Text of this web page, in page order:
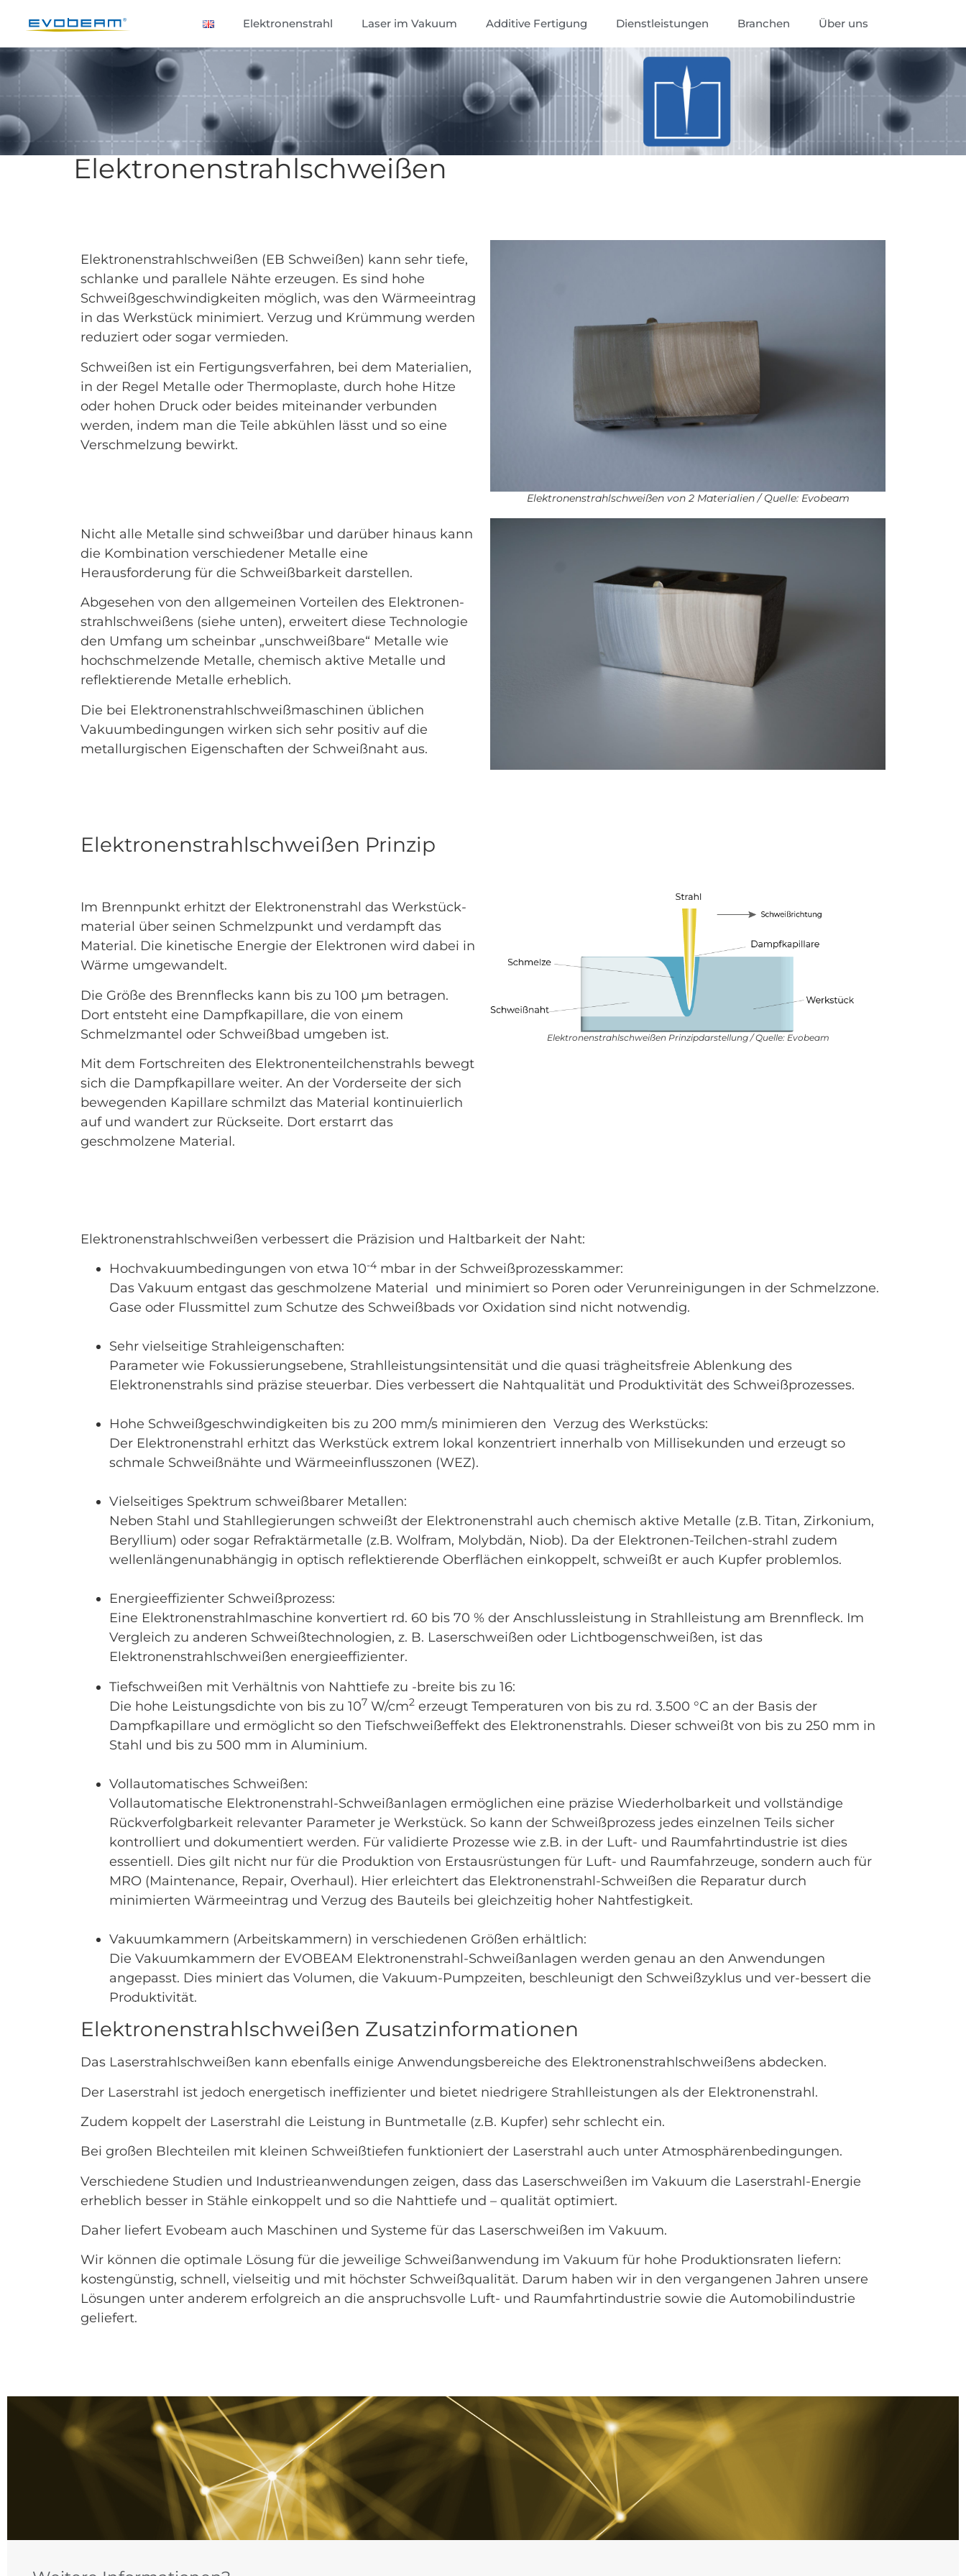
Elektronenstrahl Laser im Vakuum Additive Fertigung Dienstleistungen Branchen Über uns
Elektronenstrahlschweißen
Elektronenstrahlschweißen (EB Schweißen) kann sehr tiefe,
schlanke und parallele Nähte erzeugen. Es sind hohe
Schweißgeschwindigkeiten möglich, was den Wärmeeintrag
in das Werkstück minimiert. Verzug und Krümmung werden
reduziert oder sogar vermieden.
Schweißen ist ein Fertigungsverfahren, bei dem Materialien,
in der Regel Metalle oder Thermoplaste, durch hohe Hitze
oder hohen Druck oder beides miteinander verbunden
werden, indem man die Teile abkühlen lässt und so eine
Verschmelzung bewirkt.
Nicht alle Metalle sind schweißbar und darüber hinaus kann
die Kombination verschiedener Metalle eine
Herausforderung für die Schweißbarkeit darstellen.
Abgesehen von den allgemeinen Vorteilen des Elektronen-
strahlschweißens (siehe unten), erweitert diese Technologie
den Umfang um scheinbar „unschweißbare“ Metalle wie
hochschmelzende Metalle, chemisch aktive Metalle und
reflektierende Metalle erheblich.
Die bei Elektronenstrahlschweißmaschinen üblichen
Vakuumbedingungen wirken sich sehr positiv auf die
metallurgischen Eigenschaften der Schweißnaht aus.
Elektronenstrahlschweißen von 2 Materialien / Quelle: Evobeam
Elektronenstrahlschweißen Prinzip
Im Brennpunkt erhitzt der Elektronenstrahl das Werkstück-
material über seinen Schmelzpunkt und verdampft das
Material. Die kinetische Energie der Elektronen wird dabei in
Wärme umgewandelt.
Die Größe des Brennflecks kann bis zu 100 µm betragen.
Dort entsteht eine Dampfkapillare, die von einem
Schmelzmantel oder Schweißbad umgeben ist.
Mit dem Fortschreiten des Elektronenteilchenstrahls bewegt
sich die Dampfkapillare weiter. An der Vorderseite der sich
bewegenden Kapillare schmilzt das Material kontinuierlich
auf und wandert zur Rückseite. Dort erstarrt das
geschmolzene Material.
Elektronenstrahlschweißen Prinzipdarstellung / Quelle: Evobeam
Elektronenstrahlschweißen verbessert die Präzision und Haltbarkeit der Naht:
Hochvakuumbedingungen von etwa 10-4 mbar in der Schweißprozesskammer:
Das Vakuum entgast das geschmolzene Material und minimiert so Poren oder Verunreinigungen in der Schmelzzone.
Gase oder Flussmittel zum Schutze des Schweißbads vor Oxidation sind nicht notwendig.
Sehr vielseitige Strahleigenschaften:
Parameter wie Fokussierungsebene, Strahlleistungsintensität und die quasi trägheitsfreie Ablenkung des
Elektronenstrahls sind präzise steuerbar. Dies verbessert die Nahtqualität und Produktivität des Schweißprozesses.
Hohe Schweißgeschwindigkeiten bis zu 200 mm/s minimieren den Verzug des Werkstücks:
Der Elektronenstrahl erhitzt das Werkstück extrem lokal konzentriert innerhalb von Millisekunden und erzeugt so
schmale Schweißnähte und Wärmeeinflusszonen (WEZ).
Vielseitiges Spektrum schweißbarer Metallen:
Neben Stahl und Stahllegierungen schweißt der Elektronenstrahl auch chemisch aktive Metalle (z.B. Titan, Zirkonium,
Beryllium) oder sogar Refraktärmetalle (z.B. Wolfram, Molybdän, Niob). Da der Elektronen-Teilchen-strahl zudem
wellenlängenunabhängig in optisch reflektierende Oberflächen einkoppelt, schweißt er auch Kupfer problemlos.
Energieeffizienter Schweißprozess:
Eine Elektronenstrahlmaschine konvertiert rd. 60 bis 70 % der Anschlussleistung in Strahlleistung am Brennfleck. Im
Vergleich zu anderen Schweißtechnologien, z. B. Laserschweißen oder Lichtbogenschweißen, ist das
Elektronenstrahlschweißen energieeffizienter.
Tiefschweißen mit Verhältnis von Nahttiefe zu -breite bis zu 16:
Die hohe Leistungsdichte von bis zu 107 W/cm2 erzeugt Temperaturen von bis zu rd. 3.500 °C an der Basis der
Dampfkapillare und ermöglicht so den Tiefschweißeffekt des Elektronenstrahls. Dieser schweißt von bis zu 250 mm in
Stahl und bis zu 500 mm in Aluminium.
Vollautomatisches Schweißen:
Vollautomatische Elektronenstrahl-Schweißanlagen ermöglichen eine präzise Wiederholbarkeit und vollständige
Rückverfolgbarkeit relevanter Parameter je Werkstück. So kann der Schweißprozess jedes einzelnen Teils sicher
kontrolliert und dokumentiert werden. Für validierte Prozesse wie z.B. in der Luft- und Raumfahrtindustrie ist dies
essentiell. Dies gilt nicht nur für die Produktion von Erstausrüstungen für Luft- und Raumfahrzeuge, sondern auch für
MRO (Maintenance, Repair, Overhaul). Hier erleichtert das Elektronenstrahl-Schweißen die Reparatur durch
minimierten Wärmeeintrag und Verzug des Bauteils bei gleichzeitig hoher Nahtfestigkeit.
Vakuumkammern (Arbeitskammern) in verschiedenen Größen erhältlich:
Die Vakuumkammern der EVOBEAM Elektronenstrahl-Schweißanlagen werden genau an den Anwendungen
angepasst. Dies miniert das Volumen, die Vakuum-Pumpzeiten, beschleunigt den Schweißzyklus und ver-bessert die
Produktivität.
Elektronenstrahlschweißen Zusatzinformationen
Das Laserstrahlschweißen kann ebenfalls einige Anwendungsbereiche des Elektronenstrahlschweißens abdecken.
Der Laserstrahl ist jedoch energetisch ineffizienter und bietet niedrigere Strahlleistungen als der Elektronenstrahl.
Zudem koppelt der Laserstrahl die Leistung in Buntmetalle (z.B. Kupfer) sehr schlecht ein.
Bei großen Blechteilen mit kleinen Schweißtiefen funktioniert der Laserstrahl auch unter Atmosphärenbedingungen.
Verschiedene Studien und Industrieanwendungen zeigen, dass das Laserschweißen im Vakuum die Laserstrahl-Energie
erheblich besser in Stähle einkoppelt und so die Nahttiefe und – qualität optimiert.
Daher liefert Evobeam auch Maschinen und Systeme für das Laserschweißen im Vakuum.
Wir können die optimale Lösung für die jeweilige Schweißanwendung im Vakuum für hohe Produktionsraten liefern:
kostengünstig, schnell, vielseitig und mit höchster Schweißqualität. Darum haben wir in den vergangenen Jahren unsere
Lösungen unter anderem erfolgreich an die anspruchsvolle Luft- und Raumfahrtindustrie sowie die Automobilindustrie
geliefert.